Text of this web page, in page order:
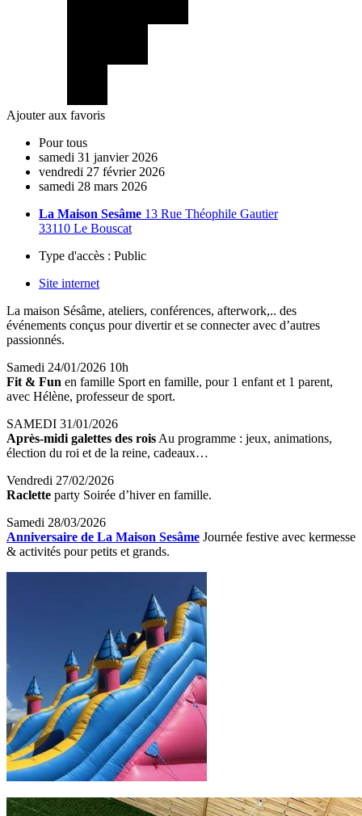
Ajouter aux favoris
Pour tous
samedi 31 janvier 2026
vendredi 27 février 2026
samedi 28 mars 2026
La Maison Sesâme 13 Rue Théophile Gautier
33110 Le Bouscat
Type d'accès : Public
Site internet
La maison Sésâme, ateliers, conférences, afterwork,.. des
événements conçus pour divertir et se connecter avec d’autres
passionnés.
Samedi 24/01/2026 10h
Fit & Fun en famille Sport en famille, pour 1 enfant et 1 parent,
avec Hélène, professeur de sport.
SAMEDI 31/01/2026
Après-midi galettes des rois Au programme : jeux, animations,
élection du roi et de la reine, cadeaux…
Vendredi 27/02/2026
Raclette party Soirée d’hiver en famille.
Samedi 28/03/2026
Anniversaire de La Maison Sesâme Journée festive avec kermesse
& activités pour petits et grands.